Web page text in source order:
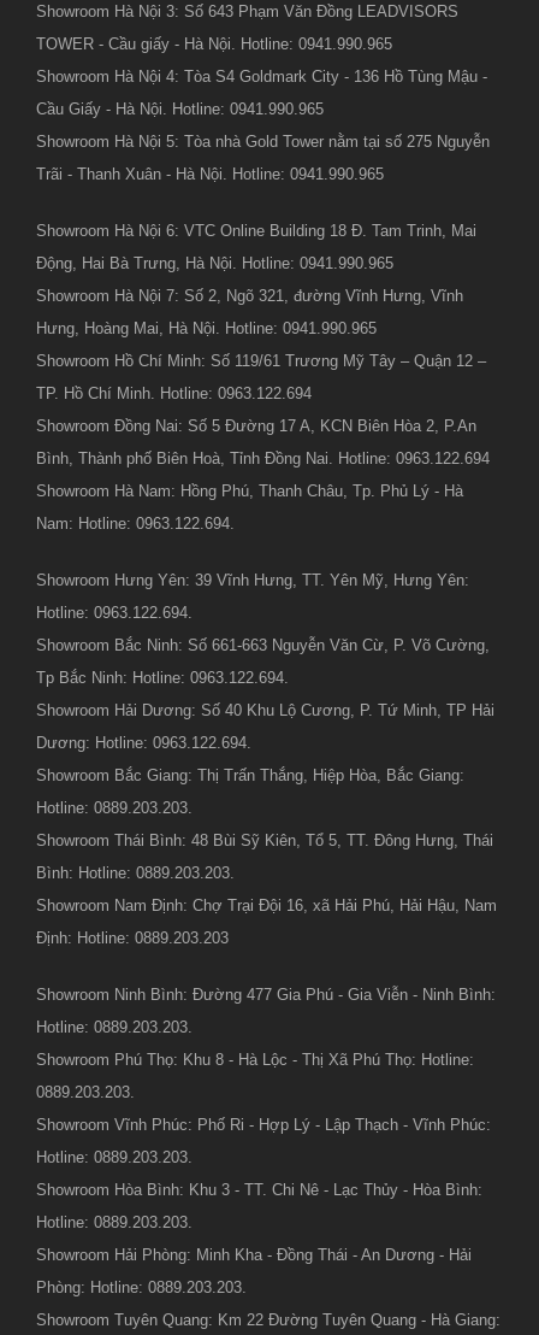
Showroom Hà Nội 3: Số 643 Phạm Văn Đồng LEADVISORS
TOWER - Cầu giấy - Hà Nội. Hotline: 0941.990.965
Showroom Hà Nội 4: Tòa S4 Goldmark City - 136 Hồ Tùng Mậu -
Cầu Giấy - Hà Nội. Hotline: 0941.990.965
Showroom Hà Nội 5: Tòa nhà Gold Tower nằm tại số 275 Nguyễn
Trãi - Thanh Xuân - Hà Nội. Hotline: 0941.990.965
Showroom Hà Nội 6: VTC Online Building 18 Đ. Tam Trinh, Mai
Động, Hai Bà Trưng, Hà Nội. Hotline: 0941.990.965
Showroom Hà Nội 7: Số 2, Ngõ 321, đường Vĩnh Hưng, Vĩnh
Hưng, Hoàng Mai, Hà Nội. Hotline: 0941.990.965
Showroom Hồ Chí Minh: Số 119/61 Trương Mỹ Tây – Quận 12 –
TP. Hồ Chí Minh. Hotline: 0963.122.694
Showroom Đồng Nai: Số 5 Đường 17 A, KCN Biên Hòa 2, P.An
Bình, Thành phố Biên Hoà, Tỉnh Đồng Nai. Hotline: 0963.122.694
Showroom Hà Nam: Hồng Phú, Thanh Châu, Tp. Phủ Lý - Hà
Nam: Hotline: 0963.122.694.
Showroom Hưng Yên: 39 Vĩnh Hưng, TT. Yên Mỹ, Hưng Yên:
Hotline: 0963.122.694.
Showroom Bắc Ninh: Số 661-663 Nguyễn Văn Cừ, P. Võ Cường,
Tp Bắc Ninh: Hotline: 0963.122.694.
Showroom Hải Dương: Số 40 Khu Lộ Cương, P. Tứ Minh, TP Hải
Dương: Hotline: 0963.122.694.
Showroom Bắc Giang: Thị Trấn Thắng, Hiệp Hòa, Bắc Giang:
Hotline: 0889.203.203.
Showroom Thái Bình: 48 Bùi Sỹ Kiên, Tổ 5, TT. Đông Hưng, Thái
Bình: Hotline: 0889.203.203.
Showroom Nam Định: Chợ Trại Đội 16, xã Hải Phú, Hải Hậu, Nam
Định: Hotline: 0889.203.203
Showroom Ninh Bình: Đường 477 Gia Phú - Gia Viễn - Ninh Bình:
Hotline: 0889.203.203.
Showroom Phú Thọ: Khu 8 - Hà Lộc - Thị Xã Phú Thọ: Hotline:
0889.203.203.
Showroom Vĩnh Phúc: Phố Ri - Hợp Lý - Lập Thạch - Vĩnh Phúc:
Hotline: 0889.203.203.
Showroom Hòa Bình: Khu 3 - TT. Chi Nê - Lạc Thủy - Hòa Bình:
Hotline: 0889.203.203.
Showroom Hải Phòng: Minh Kha - Đồng Thái - An Dương - Hải
Phòng: Hotline: 0889.203.203.
Showroom Tuyên Quang: Km 22 Đường Tuyên Quang - Hà Giang: